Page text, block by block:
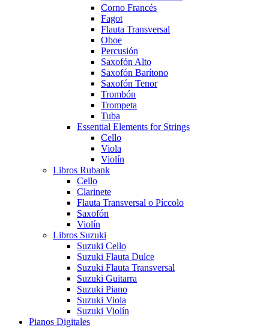
Corno Francés
Fagot
Flauta Transversal
Oboe
Percusión
Saxofón Alto
Saxofón Barítono
Saxofón Tenor
Trombón
Trompeta
Tuba
Essential Elements for Strings
Cello
Viola
Violín
Libros Rubank
Cello
Clarinete
Flauta Transversal o Píccolo
Saxofón
Violín
Libros Suzuki
Suzuki Cello
Suzuki Flauta Dulce
Suzuki Flauta Transversal
Suzuki Guitarra
Suzuki Piano
Suzuki Viola
Suzuki Violín
Pianos Digitales